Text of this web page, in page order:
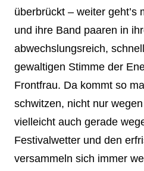
überbrückt – weiter geht’s
und ihre Band paaren in
abwechslungsreich,
gewaltigen Stimme der
Frontfrau. Da kommt so
schwitzen, nicht nur
vielleicht auch gerade
Festivalwetter und den
versammeln sich immer